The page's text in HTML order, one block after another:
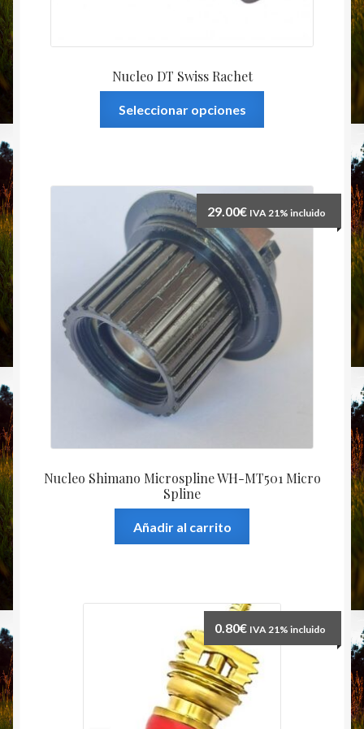
Nucleo DT Swiss Rachet
Seleccionar opciones
variantes.
se
pueden
elegir
en
página
Nucleo Shimano Microspline WH-MT501 Micro
Spline
29.00€ IVA 21% incluido
Añadir al carrito
0.80€ IVA 21% incluido